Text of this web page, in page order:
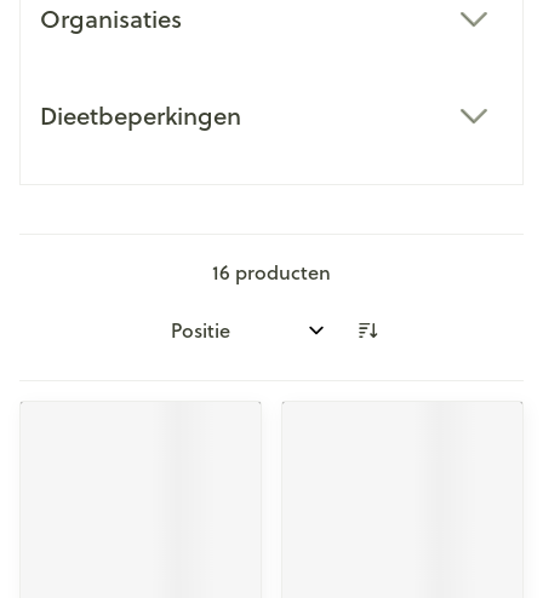
Organisaties
Dieetbeperkingen
16 producten
Sorteer op: